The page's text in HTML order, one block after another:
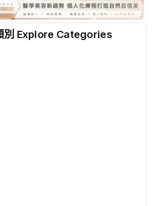
別 Explore Categories